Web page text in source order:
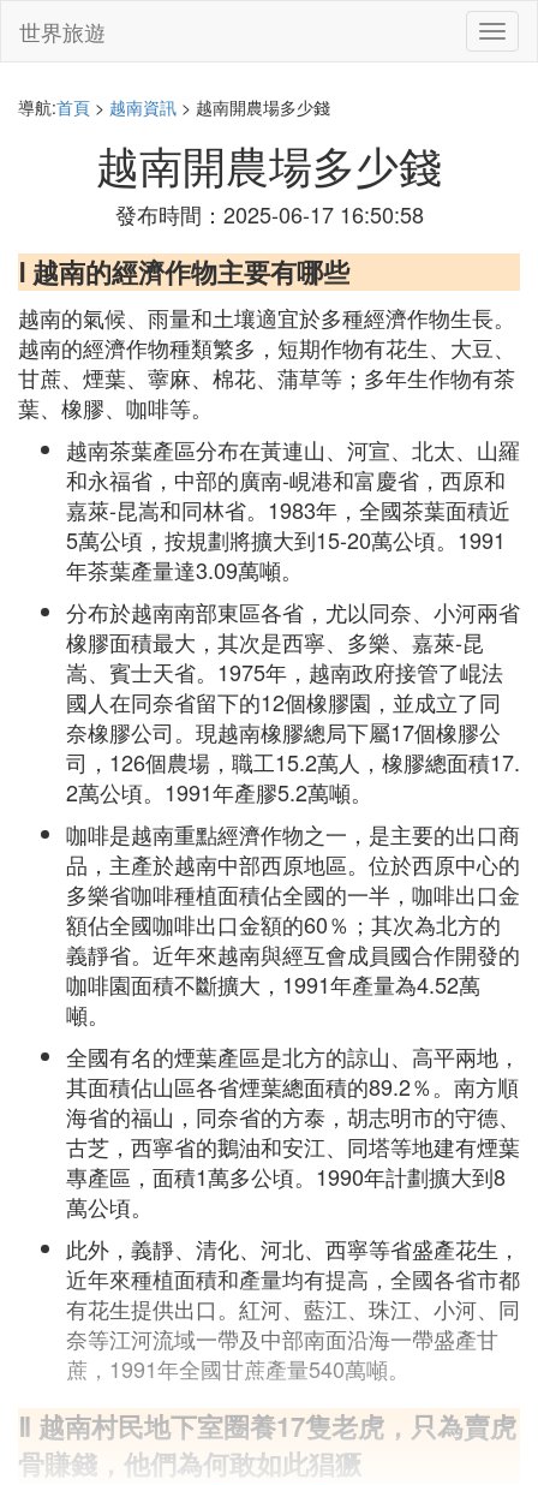
切
換
世界旅遊
導航:首頁 > 越南資訊 > 越南開農場多少錢
越南開農場多少錢
發布時間：2025-06-17 16:50:58
Ⅰ 越南的經濟作物主要有哪些
越南的氣候、雨量和土壤適宜於多種經濟作物生長。
越南的經濟作物種類繁多，短期作物有花生、大豆、
甘蔗、煙葉、薴麻、棉花、蒲草等；多年生作物有茶
葉、橡膠、咖啡等。
越南茶葉產區分布在黃連山、河宣、北太、山羅
和永福省，中部的廣南-峴港和富慶省，西原和
嘉萊-昆嵩和同林省。1983年，全國茶葉面積近
5萬公頃，按規劃將擴大到15-20萬公頃。1991
年茶葉產量達3.09萬噸。
分布於越南南部東區各省，尤以同奈、小河兩省
橡膠面積最大，其次是西寧、多樂、嘉萊-昆
嵩、賓士天省。1975年，越南政府接管了崐法
國人在同奈省留下的12個橡膠園，並成立了同
奈橡膠公司。現越南橡膠總局下屬17個橡膠公
司，126個農場，職工15.2萬人，橡膠總面積17.
2萬公頃。1991年產膠5.2萬噸。
咖啡是越南重點經濟作物之一，是主要的出口商
品，主產於越南中部西原地區。位於西原中心的
多樂省咖啡種植面積佔全國的一半，咖啡出口金
額佔全國咖啡出口金額的60％；其次為北方的
義靜省。近年來越南與經互會成員國合作開發的
咖啡園面積不斷擴大，1991年產量為4.52萬
噸。
全國有名的煙葉產區是北方的諒山、高平兩地，
其面積佔山區各省煙葉總面積的89.2％。南方順
海省的福山，同奈省的方泰，胡志明市的守德、
古芝，西寧省的鵝油和安江、同塔等地建有煙葉
專產區，面積1萬多公頃。1990年計劃擴大到8
萬公頃。
此外，義靜、清化、河北、西寧等省盛產花生，
近年來種植面積和產量均有提高，全國各省市都
有花生提供出口。紅河、藍江、珠江、小河、同
奈等江河流域一帶及中部南面沿海一帶盛產甘
蔗，1991年全國甘蔗產量540萬噸。
Ⅱ 越南村民地下室圈養17隻老虎，只為賣虎
骨賺錢，他們為何敢如此猖獗